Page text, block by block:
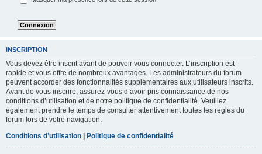
INSCRIPTION
Vous devez être inscrit avant de pouvoir vous connecter. L’inscription est
rapide et vous offre de nombreux avantages. Les administrateurs du forum
peuvent accorder des fonctionnalités supplémentaires aux utilisateurs inscrits.
Avant de vous inscrire, assurez-vous d’avoir pris connaissance de nos
conditions d’utilisation et de notre politique de confidentialité. Veuillez
également prendre le temps de consulter attentivement toutes les règles du
forum lors de votre navigation.
Conditions d’utilisation | Politique de confidentialité